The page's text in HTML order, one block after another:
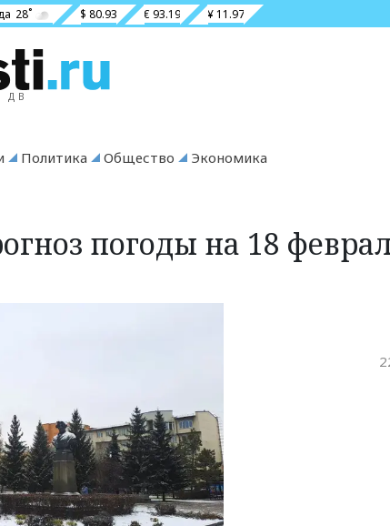
28˚ $ 80.93 € 93.19 ¥ 11.97
ДВ
Политика Общество Экономика
погоды на 18